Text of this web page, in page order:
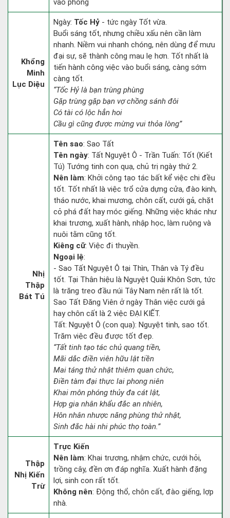
vào phòng
Khổng
Minh
Lục Diệu
Ngày: Tốc Hỷ - tức ngày Tốt vừa.
Buổi sáng tốt, nhưng chiều xấu nên cần làm
nhanh. Niềm vui nhanh chóng, nên dùng để mưu
đại sự, sẽ thành công mau lẹ hơn. Tốt nhất là
tiến hành công việc vào buổi sáng, càng sớm
càng tốt.
“Tốc Hỷ là bạn trùng phùng
Gặp trùng gặp bạn vợ chồng sánh đôi
Có tài có lộc hẳn hoi
Cầu gì cũng được mừng vui thỏa lòng”
Nhị
Thập
Bát Tú
Tên sao: Sao Tất
Tên ngày: Tất Nguyệt Ô - Trần Tuấn: Tốt (Kiết
Tú) Tướng tinh con quạ, chủ trị ngày thứ 2.
Nên làm: Khởi công tạo tác bất kể việc chi đều
tốt. Tốt nhất là việc trổ cửa dựng cửa, đào kinh,
tháo nước, khai mương, chôn cất, cưới gả, chặt
cỏ phá đất hay móc giếng. Những việc khác như
khai trương, xuất hành, nhập học, làm ruộng và
nuôi tằm cũng tốt.
Kiêng cữ: Việc đi thuyền.
Ngoại lệ:
- Sao Tất Nguyệt Ô tại Thìn, Thân và Tý đều
tốt. Tại Thân hiệu là Nguyệt Quải Khôn Sơn, tức
là trăng treo đầu núi Tây Nam nên rất là tốt.
Sao Tất Đăng Viên ở ngày Thân việc cưới gả
hay chôn cất là 2 việc ĐẠI KIẾT.
Tất: Nguyệt Ô (con quạ): Nguyệt tinh, sao tốt.
Trăm việc đều được tốt đẹp.
“Tất tinh tạo tác chủ quang tiền,
Mãi dắc điền viên hữu lật tiền
Mai táng thử nhật thiêm quan chức,
Điền tàm đại thực lai phong niên
Khai môn phóng thủy đa cát lật,
Hợp gia nhân khẩu đắc an nhiên,
Hôn nhân nhược năng phùng thử nhật,
Sinh đắc hài nhi phúc thọ toàn.”
Thập
Nhị Kiến
Trừ
Trực Kiến
Nên làm: Khai trương, nhậm chức, cưới hỏi,
trồng cây, đền ơn đáp nghĩa. Xuất hành đặng
lợi, sinh con rất tốt.
Không nên: Động thổ, chôn cất, đào giếng, lợp
nhà.